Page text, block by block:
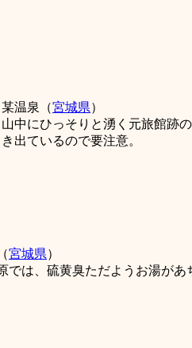
某温泉（宮城県）
山中にひっそりと湧く元旅館跡
き出ているので要注意。
宮城県）
では、硫黄臭ただようお湯があ